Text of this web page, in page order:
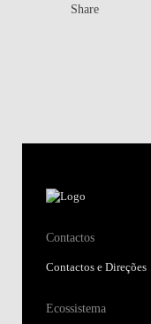
Share
Contactos
Contactos e Direções
Ecossistema